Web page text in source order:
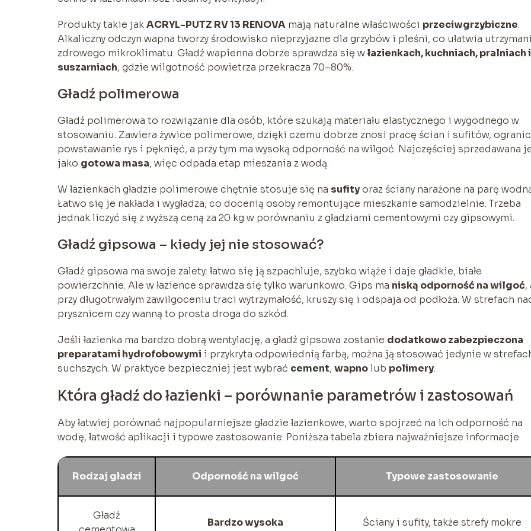
Produkty takie jakACRYL-PUTZ RV 13 RENOVA mają naturalne właściwości przeciwgrzybiczne.
Alkaliczny odczyn wapna tworzy środowisko nieprzyjazne dla grzybów i pleśni, co ułatwia
zdrowego mikroklimatu. Gładź wapienna dobrze sprawdza się włazienkach, kuchniach, pralniach i
suszarniach, gdzie wilgotność powietrza przekracza 70–80%.
Gładź polimerowa
Gładź polimerowa to rozwiązanie dla osób, które szukają materiału elastycznego i wygodnego w
stosowaniu. Zawiera żywice polimerowe, dzięki czemu dobrze znosi pracę ścian i sufitów,
powstawanie rys i pęknięć, a przy tym ma wysoką odporność na wilgoć. Najczęściej sprzedawana
jako gotowa masa, więc odpada etap mieszania z wodą.
W łazienkach gładzie polimerowe chętnie stosuje się na sufityoraz ściany narażone na parę
Łatwo się je nakłada i wygładza, co docenią osoby remontujące mieszkanie samodzielnie. Trzeba
jednak liczyć się z wyższą ceną za 20 kg w porównaniu z gładziami cementowymi czy gipsowymi.
Gładź gipsowa – kiedy jej nie stosować?
Gładź gipsowa ma swoje zalety: łatwo się ją szpachluje, szybko wiąże i daje gładkie, białe
powierzchnie. Ale w łazience sprawdza się tylko warunkowo. Gips ma niską odporność na wilgoć,
przy długotrwałym zawilgoceniu traci wytrzymałość, kruszy się i odspaja od podłoża. W strefach
prysznicem czy wanną to prosta droga do szkód.
Jeśli łazienka ma bardzo dobrą wentylację, a gładź gipsowa zostanie dodatkowo zabezpieczona
preparatami hydrofobowymi i przykryta odpowiednią farbą, można ją stosować jedynie w
suchszych. W praktyce bezpieczniej jest wybrać cement, wapnolub polimery.
Która gładź do łazienki – porównanie parametrów i zastosowań
Aby łatwiej porównać najpopularniejsze gładzie łazienkowe, warto spojrzeć na ich odporność na
wodę, łatwość aplikacji i typowe zastosowanie. Poniższa tabela zbiera najważniejsze informacje.
Rodzaj gładzi Odporność na wilgoć Typowe zastosowanie
Gładź
Bardzo wysoka Ściany i sufity, także strefy mokre